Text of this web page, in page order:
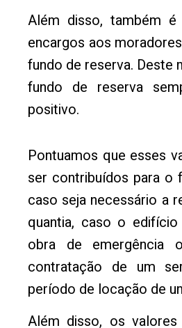
Além disso, também
encargos aos
fundo de reserva. Deste
fundo de reserva
positivo.
Pontuamos que esses
ser contribuídos para o
caso seja necessário a
quantia, caso o
obra de emergência
contratação de um
período de locação de
Além disso, os